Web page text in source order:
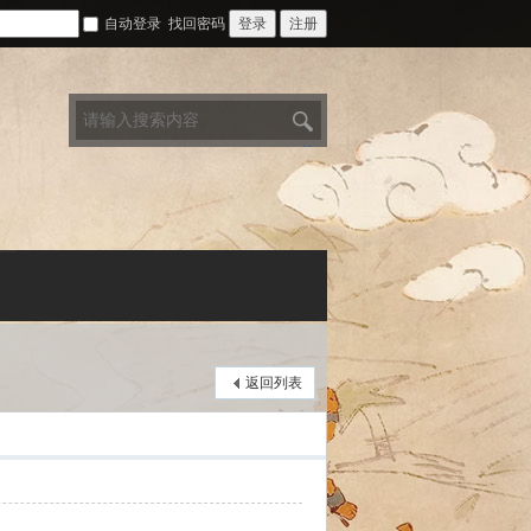
自动登录 找回密码 登录 注册
返回列表